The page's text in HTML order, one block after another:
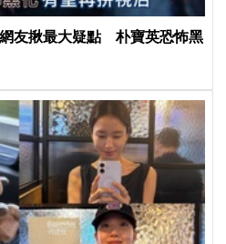
網友揪最大疑點 朴寶英恐怖黑